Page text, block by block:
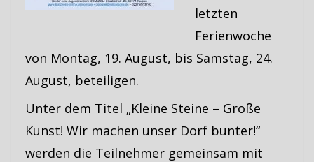
letzten
Ferienwoche
von Montag, 19. August, bis Samstag, 24.
August, beteiligen.
Unter dem Titel „Kleine Steine – Große
Kunst! Wir machen unser Dorf bunter!“
werden die Teilnehmer gemeinsam mit